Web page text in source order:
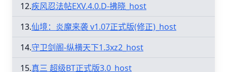
12.疾风忍法帖EXV.4.0.D-拂晓_host
13.仙境：炎魔来袭 v1.07正式版(修正)_host
14.守卫剑阁-纵横天下1.3xz2_host
15.真三 超级BT正式版3.0_host